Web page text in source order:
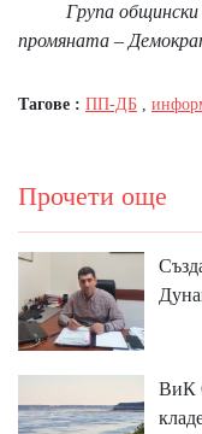
Група общински
промяната –
Тагове : ПП-ДБ
Прочети още
ВиК